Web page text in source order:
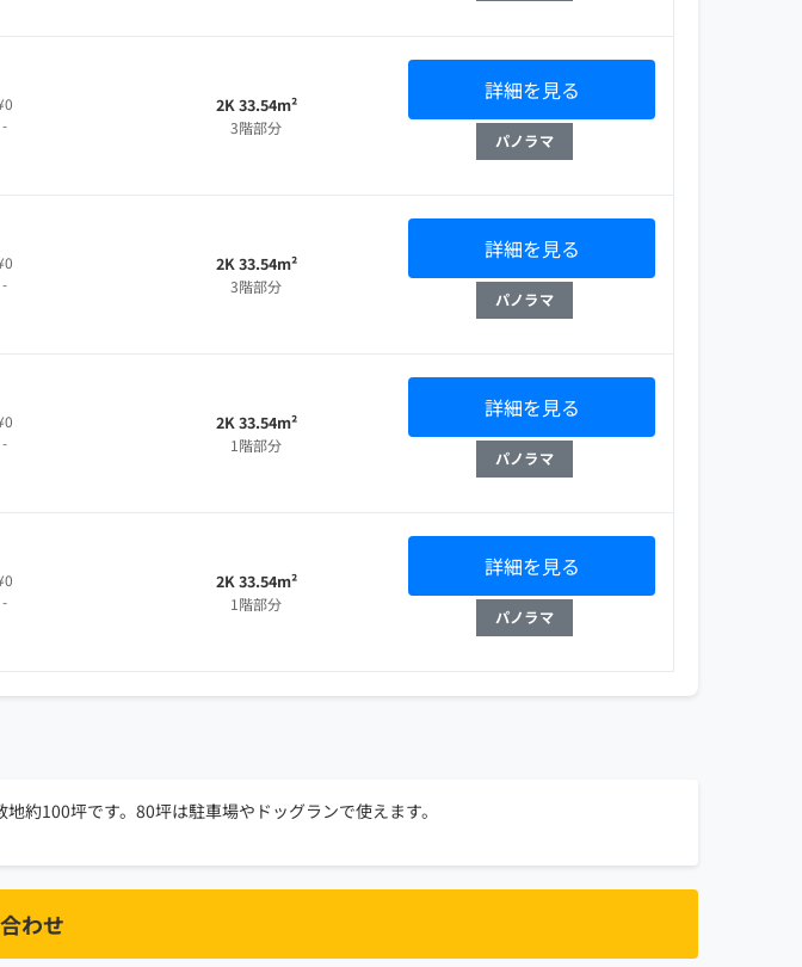
約100坪です。80坪は駐車場やドッグランで使えます。
わせ
-
2K 33.54m²
3階部分
詳細を見る
パノラマ
-
2K 33.54m²
3階部分
詳細を見る
パノラマ
-
2K 33.54m²
1階部分
詳細を見る
パノラマ
-
2K 33.54m²
1階部分
詳細を見る
パノラマ